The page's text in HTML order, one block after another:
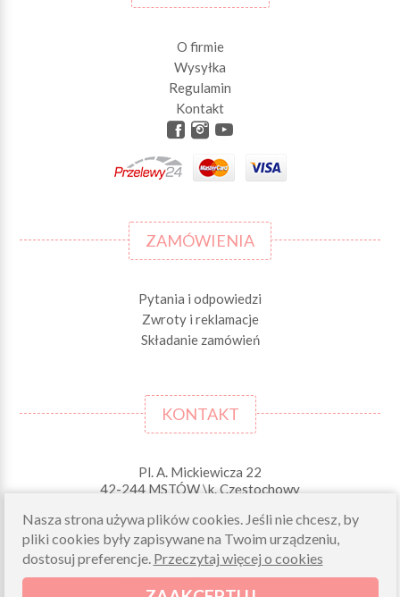
O firmie
Wysyłka
Regulamin
Kontakt
ZAMÓWIENIA
Pytania i odpowiedzi
Zwroty i reklamacje
Składanie zamówień
KONTAKT
Pl. A. Mickiewicza 22
42-244 MSTÓW \k. Częstochowy
Odbiory osobiste (zamówienia opłacone on-line)
pn-pt 10.00-16.00
sklep@morelkowe.pl
+48 34 506 50 60
Nasza strona używa plików cookies. Jeśli nie chcesz, by
pliki cookies były zapisywane na Twoim urządzeniu,
dostosuj preferencje. Przeczytaj więcej o cookies